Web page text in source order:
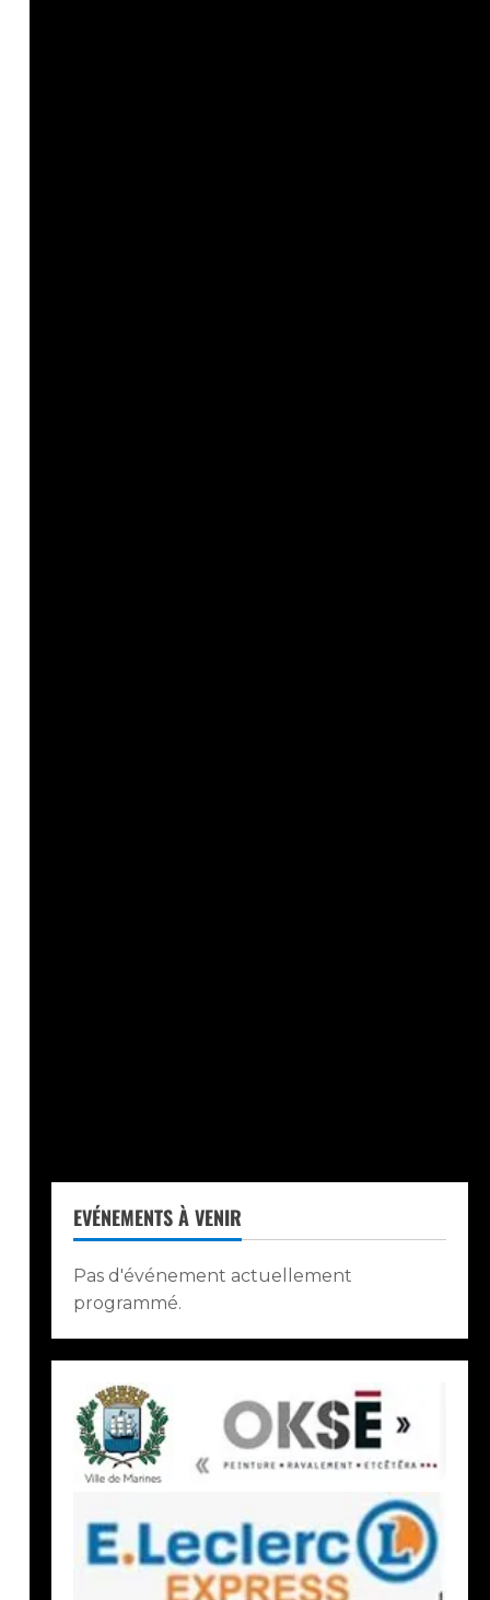
EVÉNEMENTS À VENIR
Pas d'événement actuellement
programmé.